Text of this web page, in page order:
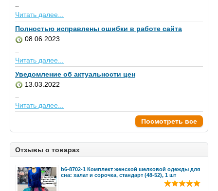
..
Читать далее...
Полностью исправлены ошибки в работе сайта
08.06.2023
Читать далее...
Уведомление об актуальности цен
13.03.2022
Читать далее...
Посмотреть все
Отзывы о товарах
b6-8702-1 Комплект женской шелковой одежды для
сна: халат и сорочка, стандарт (48-52), 1 шт